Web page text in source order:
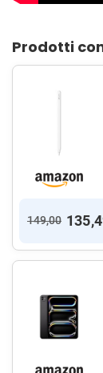
Prodotti
149,00